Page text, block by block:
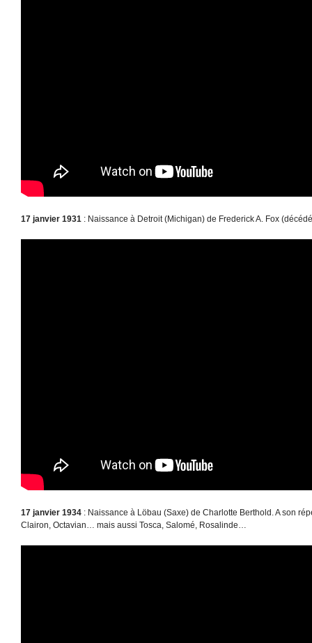
17 janvier 1931 : Naissance à Detroit (Michigan) de Frederick A. Fox
17 janvier 1934 : Naissance à Löbau (Saxe) de Charlotte Berthold. A son
Clairon, Octavian… mais aussi Tosca, Salomé, Rosalinde…